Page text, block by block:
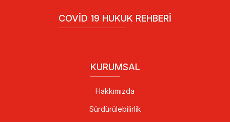
COVID 19 HUKUK REHBERI
KURUMSAL
Hakkımızda
Sürdürülebilirlik